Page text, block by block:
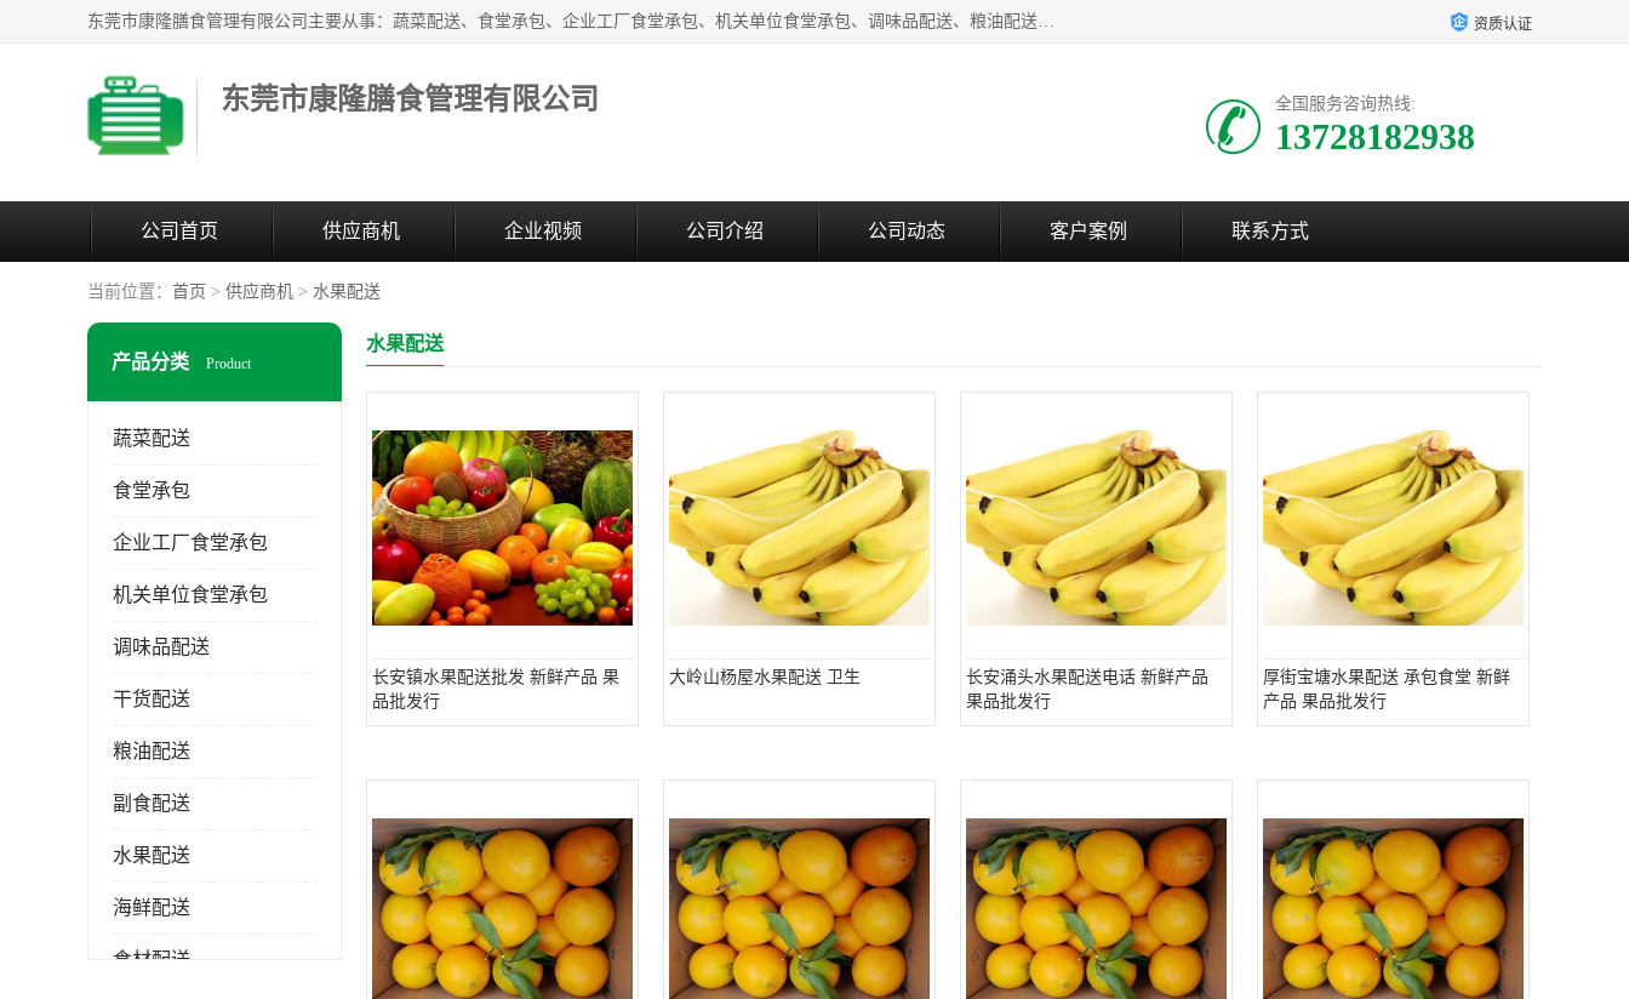
东莞市康隆膳食管理有限公司主要从事：蔬菜配送、食堂承包、企业工厂食堂承包、机关单位食堂承包、调味品配送、粮油配送、干货配送、副食配送、水果配送、海鲜配送等业务，东莞蔬菜配送电话，咨询在线客服。 资质认证
东莞市康隆膳食管理有限公司 全国服务咨询热线:
13728182938
公司首页 供应商机 企业视频 公司介绍 公司动态 客户案例 联系方式
当前位置： 首页 > 供应商机 > 水果配送
产品分类 Product
蔬菜配送
食堂承包
企业工厂食堂承包
机关单位食堂承包
调味品配送
干货配送
粮油配送
副食配送
水果配送
海鲜配送
食材配送
水果配送
长安镇水果配送批发 新鲜产品 果
品批发行
大岭山杨屋水果配送 卫生
长安涌头水果配送电话 新鲜产品
果品批发行
厚街宝塘水果配送 承包食堂 新鲜
产品 果品批发行